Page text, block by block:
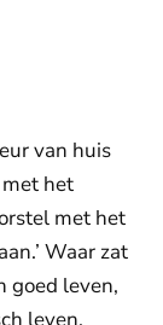
van huis
het
met het
Waar zat
goed leven,